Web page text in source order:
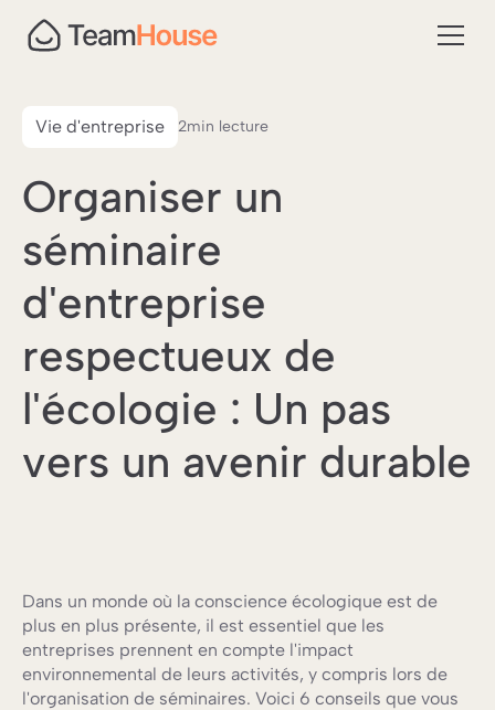
Vie d'entreprise 2min lecture
Organiser un
séminaire
d'entreprise
respectueux de
l'écologie : Un pas
vers un avenir durable
Dans un monde où la conscience écologique est de
plus en plus présente, il est essentiel que les
entreprises prennent en compte l'impact
environnemental de leurs activités, y compris lors de
l'organisation de séminaires. Voici 6 conseils que vous